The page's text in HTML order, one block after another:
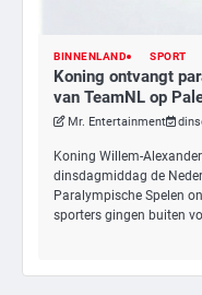
BINNENLAND SPORT
Koning ontvangt
van TeamNL op
Mr. Entertainment
Koning Willem-
dinsdagmiddag de
Paralympische Spelen
sporters gingen buiten